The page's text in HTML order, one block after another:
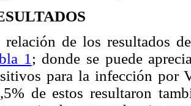
relación de los resultados
1 ; donde se puede
para la infección por
de estos resultaron